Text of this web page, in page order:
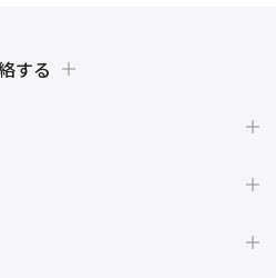
する